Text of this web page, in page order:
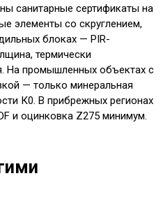
санитарные сертификаты на
элементы со скруглением,
блоках — PIR-
термически
На промышленных объектах с
— только минеральная
К0. В прибрежных регионах
и оцинковка Z275 минимум.